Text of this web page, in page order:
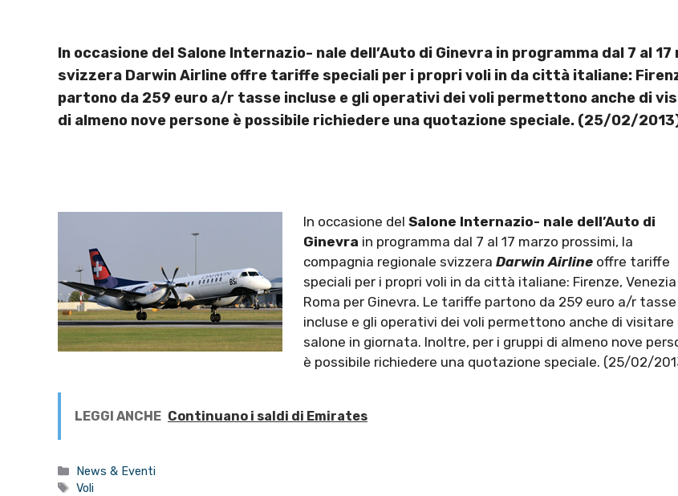
In occasione del Salone Internazio- nale dell’Auto di Ginevra in programma dal 7 al
svizzera Darwin Airline offre tariffe speciali per i propri voli in da città italiane:
partono da 259 euro a/r tasse incluse e gli operativi dei voli permettono anche di
di almeno nove persone è possibile richiedere una quotazione speciale. (25/02/
In occasione del Salone Internazio- nale dell’Auto di
Ginevra in programma dal 7 al 17 marzo prossimi, la
compagnia regionale svizzera Darwin Airline offre tariffe
speciali per i propri voli in da città italiane: Firenze, Venezia
Roma per Ginevra. Le tariffe partono da 259 euro a/r tasse
incluse e gli operativi dei voli permettono anche di visitare
salone in giornata. Inoltre, per i gruppi di almeno nove
è possibile richiedere una quotazione speciale. (25/02/
LEGGI ANCHE Continuano i saldi di Emirates
Categorie
News & Eventi
Tag
Voli